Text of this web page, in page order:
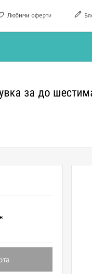
Любими оферти
за до